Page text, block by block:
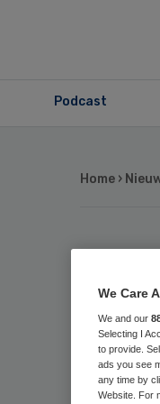
Podcast
Home ›
We Care
We and our
Selecting I
to provide.
ads you see
any time by
Website. For